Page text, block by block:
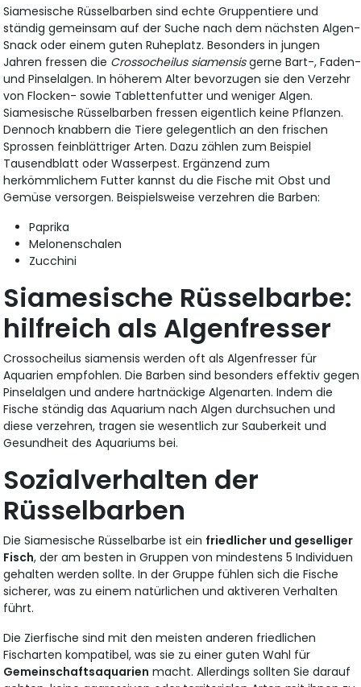
Siamesische Rüsselbarben sind echte Gruppentiere und
ständig gemeinsam auf der Suche nach dem nächsten Algen-
Snack oder einem guten Ruheplatz. Besonders in jungen
Jahren fressen die Crossocheilus siamensisgerne Bart-, Faden-
und Pinselalgen. In höherem Alter bevorzugen sie den Verzehr
von Flocken- sowie Tablettenfutter und weniger Algen.
Siamesische Rüsselbarben fressen eigentlich keine Pflanzen.
Dennoch knabbern die Tiere gelegentlich an den frischen
Sprossen feinblättriger Arten. Dazu zählen zum Beispiel
Tausendblatt oder Wasserpest. Ergänzend zum
herkömmlichem Futter kannst du die Fische mit Obst und
Gemüse versorgen. Beispielsweise verzehren die Barben:
Paprika
Melonenschalen
Zucchini
Siamesische Rüsselbarbe:
hilfreich als Algenfresser
Crossocheilus siamensis werden oft als Algenfresser für
Aquarien empfohlen. Die Barben sind besonders effektiv gegen
Pinselalgen und andere hartnäckige Algenarten. Indem die
Fische ständig das Aquarium nach Algen durchsuchen und
diese verzehren, tragen sie wesentlich zur Sauberkeit und
Gesundheit des Aquariums bei.
Sozialverhalten der
Rüsselbarben
Die Siamesische Rüsselbarbe ist ein friedlicher und geselliger
Fisch, der am besten in Gruppen von mindestens 5 Individuen
gehalten werden sollte. In der Gruppe fühlen sich die Fische
sicherer, was zu einem natürlichen und aktiveren Verhalten
führt.
Die Zierfische sind mit den meisten anderen friedlichen
Fischarten kompatibel, was sie zu einer guten Wahl für
Gemeinschaftsaquarien macht. Allerdings sollten Sie darauf